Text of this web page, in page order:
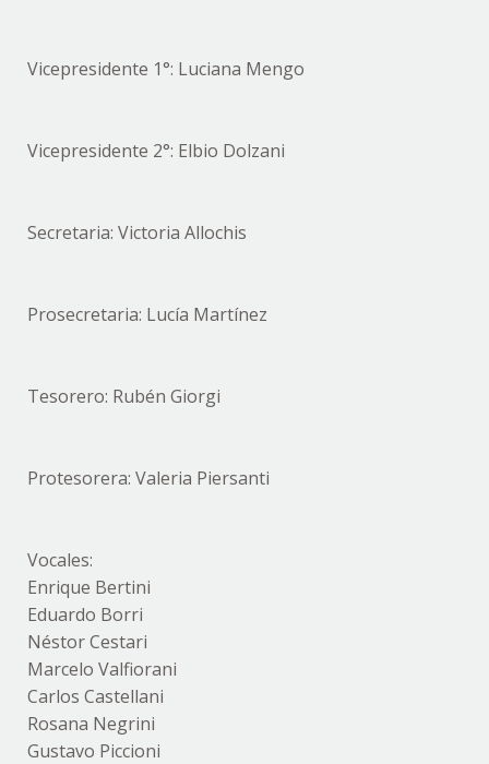
Vicepresidente 1°: Luciana Mengo
Vicepresidente 2°: Elbio Dolzani
Secretaria: Victoria Allochis
Prosecretaria: Lucía Martínez
Tesorero: Rubén Giorgi
Protesorera: Valeria Piersanti
Vocales:
Enrique Bertini
Eduardo Borri
Néstor Cestari
Marcelo Valfiorani
Carlos Castellani
Rosana Negrini
Gustavo Piccioni